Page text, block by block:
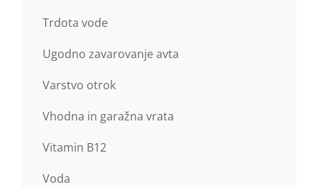
Trdota vode
Ugodno zavarovanje avta
Varstvo otrok
Vhodna in garažna vrata
Vitamin B12
Voda